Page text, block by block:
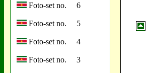
Foto-set no. 6
Foto-set no. 5
Foto-set no. 4
Foto-set no. 3